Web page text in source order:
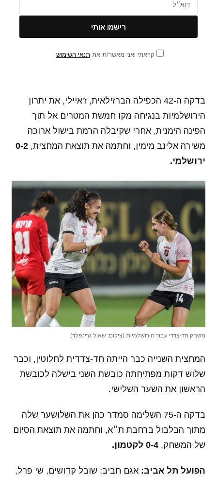
קראתי ואני מאשר/ת את תנאי השימוש
בדקה ה-42 הכפילה הברזילאית, ז'איילי, את יתרון
הירושלמיות בנגיחה מקו חמשת המטרים אל תוך
הפינה הימנית, אחרי שקיבלה הרמת בישול ארוכה
משירה אלינב מימין, וחתמה את תוצאת המחצית, 0-2
ירושלמי.
משחק חד-צדדי עבור הירושלמיות (צילום: שאול גרינפלד)
המחצית השנייה כבר הייתה חד-צדדית לחלוטין, וכבר
שלוש דקות מפתיחתה כובשת השני בישלה לכובשת
הראשון את השער השלישי.
בדקה ה-75 השלימה סמדר כהן את השלושער שלה
מתוך הבלבול ברחבת ת״א, וחתמה את תוצאת הסיום
של המשחק, 0-4 לקטמון.
הפועל תל אביב: אגם חביב; שובל קדושים, שי פרל,